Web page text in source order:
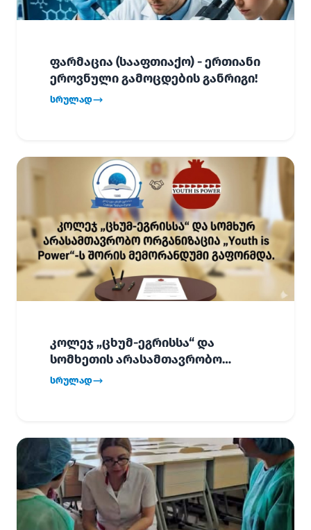
ფარმაცია (სააფთიაქო) - ერთიანი
ეროვნული გამოცდების განრიგი!
სრულად
კოლეჯ „ცხუმ-ეგრისსა“ და
სომხეთის არასამთავრობო
ორგანიზაცია „Youth is Power“-ს
სრულად